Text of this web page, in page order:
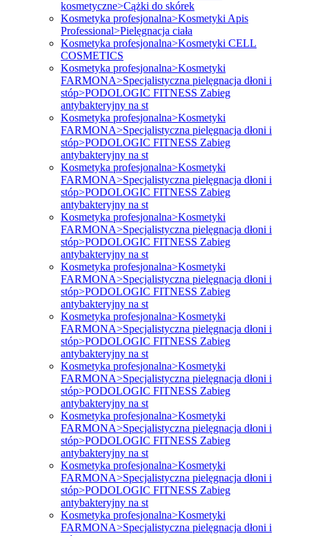
kosmetyczne>Cążki do skórek
Kosmetyka profesjonalna>Kosmetyki Apis
Professional>Pielęgnacja ciała
Kosmetyka profesjonalna>Kosmetyki CELL
COSMETICS
Kosmetyka profesjonalna>Kosmetyki
FARMONA>Specjalistyczna pielęgnacja dłoni i
stóp>PODOLOGIC FITNESS Zabieg
antybakteryjny na st
Kosmetyka profesjonalna>Kosmetyki
FARMONA>Specjalistyczna pielęgnacja dłoni i
stóp>PODOLOGIC FITNESS Zabieg
antybakteryjny na st
Kosmetyka profesjonalna>Kosmetyki
FARMONA>Specjalistyczna pielęgnacja dłoni i
stóp>PODOLOGIC FITNESS Zabieg
antybakteryjny na st
Kosmetyka profesjonalna>Kosmetyki
FARMONA>Specjalistyczna pielęgnacja dłoni i
stóp>PODOLOGIC FITNESS Zabieg
antybakteryjny na st
Kosmetyka profesjonalna>Kosmetyki
FARMONA>Specjalistyczna pielęgnacja dłoni i
stóp>PODOLOGIC FITNESS Zabieg
antybakteryjny na st
Kosmetyka profesjonalna>Kosmetyki
FARMONA>Specjalistyczna pielęgnacja dłoni i
stóp>PODOLOGIC FITNESS Zabieg
antybakteryjny na st
Kosmetyka profesjonalna>Kosmetyki
FARMONA>Specjalistyczna pielęgnacja dłoni i
stóp>PODOLOGIC FITNESS Zabieg
antybakteryjny na st
Kosmetyka profesjonalna>Kosmetyki
FARMONA>Specjalistyczna pielęgnacja dłoni i
stóp>PODOLOGIC FITNESS Zabieg
antybakteryjny na st
Kosmetyka profesjonalna>Kosmetyki
FARMONA>Specjalistyczna pielęgnacja dłoni i
stóp>PODOLOGIC FITNESS Zabieg
antybakteryjny na st
Kosmetyka profesjonalna>Kosmetyki
FARMONA>Specjalistyczna pielęgnacja dłoni i